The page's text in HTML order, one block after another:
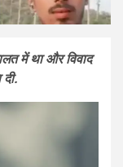
में था और विवाद